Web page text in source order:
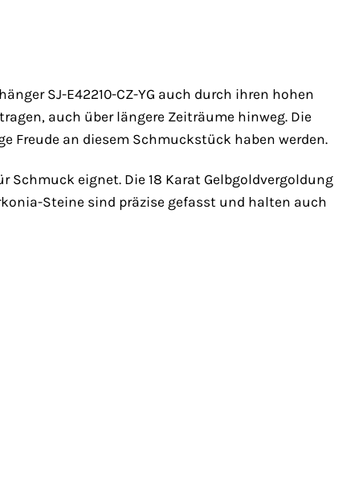
SJ-E42210-CZ-YG auch durch ihren hohen
auch über längere Zeiträume hinweg. Die
Freude an diesem Schmuckstück haben werden.
eignet. Die 18 Karat Gelbgoldvergoldung
Steine sind präzise gefasst und halten auch